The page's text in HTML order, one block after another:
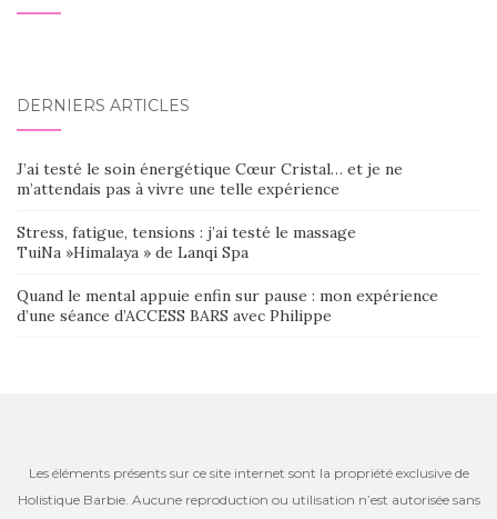
DERNIERS ARTICLES
J’ai testé le soin énergétique Cœur Cristal… et je ne
m’attendais pas à vivre une telle expérience
Stress, fatigue, tensions : j’ai testé le massage
TuiNa »Himalaya » de Lanqi Spa
Quand le mental appuie enfin sur pause : mon expérience
d’une séance d’ACCESS BARS avec Philippe
Les éléments présents sur ce site internet sont la propriété exclusive de
Holistique Barbie. Aucune reproduction ou utilisation n’est autorisée sans